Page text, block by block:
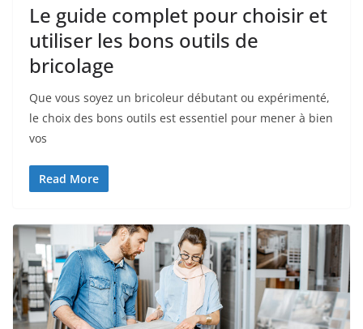
Le guide complet pour choisir et
utiliser les bons outils de
bricolage
Que vous soyez un bricoleur débutant ou expérimenté,
le choix des bons outils est essentiel pour mener à bien
vos
Read More